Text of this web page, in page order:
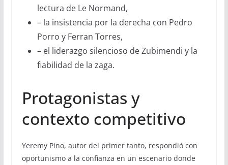
lectura de Le Normand,
– la insistencia por la derecha con Pedro
Porro y Ferran Torres,
– el liderazgo silencioso de Zubimendi y la
fiabilidad de la zaga.
Protagonistas y
contexto competitivo
Yeremy Pino, autor del primer tanto, respondió con
oportunismo a la confianza en un escenario donde